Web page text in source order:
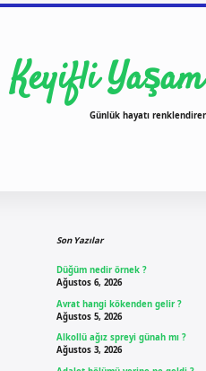
Keyifli
Günlük hayatı
Son Yazılar
Düğüm nedir örnek ?
Ağustos 6, 2026
Avrat hangi kökenden gelir ?
Ağustos 5, 2026
Alkollü ağız spreyi günah mı ?
Ağustos 3, 2026